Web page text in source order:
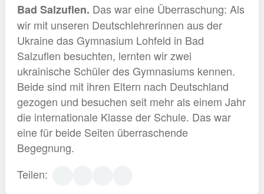
Bad Salzuflen. Das war eine Überraschung: Als
wir mit unseren Deutschlehrerinnen aus der
Ukraine das Gymnasium Lohfeld in Bad
Salzuflen besuchten, lernten wir zwei
ukrainische Schüler des Gymnasiums kennen.
Beide sind mit ihren Eltern nach Deutschland
gezogen und besuchen seit mehr als einem Jahr
die internationale Klasse der Schule. Das war
eine für beide Seiten überraschende
Begegnung.
Teilen: